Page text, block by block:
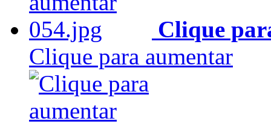
Clique
Clique para aumentar